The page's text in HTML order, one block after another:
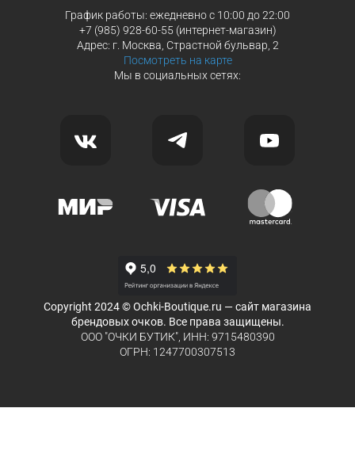
График работы: ежедневно с 10:00 до 22:00
+7 (985) 928-60-55 (интернет-магазин)
Адрес: г. Москва, Страстной бульвар, 2
Посмотреть на карте
Мы в социальных сетях:
Copyright 2024 © Ochki-Boutique.ru — сайт магазина
брендовых очков. Все права защищены.
ООО "ОЧКИ БУТИК", ИНН: 9715480390
ОГРН: 1247700307513